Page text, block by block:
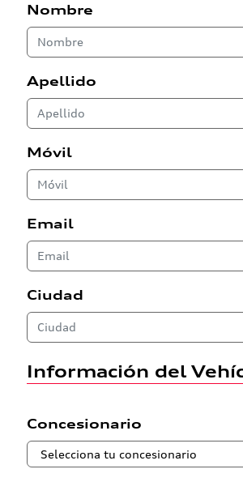
Nombre
Apellido
Móvil
Email
Ciudad
Información del
Concesionario